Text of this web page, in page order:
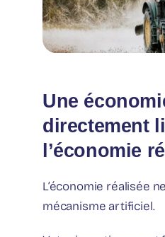
Une
directement
l’économie
L’économie réalisée
mécanisme artificiel.